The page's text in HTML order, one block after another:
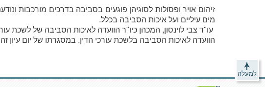
זיהום אויר ופסולות לסוגיהן פוגעים בסביבה בדרכים מורכבות
מים עיליים ועל איכות הסביבה בכלל.
עו"ד צבי לוינסון, המכהן כיו"ר הוועדה לאיכות הסביבה של לשכת
הוועדה לאיכות הסביבה בלשכת עורכי הדין. במסגרתו של יום
למעלה